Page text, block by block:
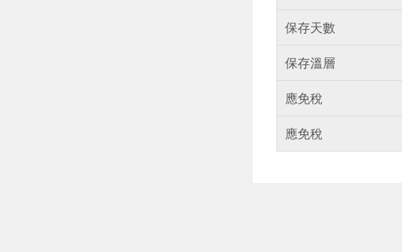
保存天數
保存溫層
應免稅
應免稅